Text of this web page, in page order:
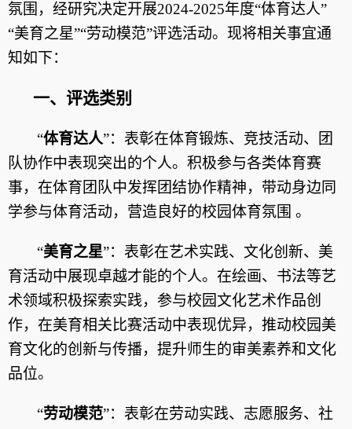
氛围，经研究决定开展2024-2025年度“体育达人”
“美育之星”“劳动模范”评选活动。现将相关事宜通
知如下：
一、评选类别
“体育达人”：表彰在体育锻炼、竞技活动、团
队协作中表现突出的个人。积极参与各类体育赛
事，在体育团队中发挥团结协作精神，带动身边同
学参与体育活动，营造良好的校园体育氛围 。
“美育之星”：表彰在艺术实践、文化创新、美
育活动中展现卓越才能的个人。在绘画、书法等艺
术领域积极探索实践，参与校园文化艺术作品创
作，在美育相关比赛活动中表现优异，推动校园美
育文化的创新与传播，提升师生的审美素养和文化
品位。
“劳动模范”：表彰在劳动实践、志愿服务、社